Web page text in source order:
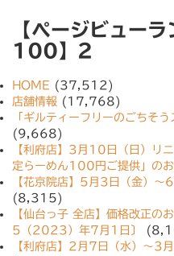
【ページビュー
100】2
HOME (37,512)
店舗情報 (17,768)
「ギルティーフリーのごちそ
(9,668)
【利府店】3月10日（日）リ
定らーめん100円ご提供」の
【花京院店】5月3日（金）〜
(8,315)
【仙台っ子 全店】価格改正の
5（2023）年7月1日〕
【利府店】2月7日（水）〜3